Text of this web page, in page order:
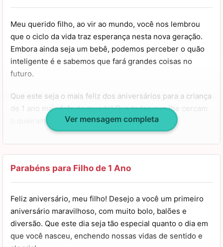
aventuras, risadas e amor!
Você ainda é novo e tem toda a vida pela frente. Que sua
jornada seja composta por momentos extraordinários!
Estou ansiosa para poder te ouvir falar sobre seus
desejos, sonhos e pensamentos.
Meu querido filho, ao vir ao mundo, você nos lembrou
que o ciclo da vida traz esperança nesta nova geração.
Embora ainda seja um bebê, podemos perceber o quão
inteligente é e sabemos que fará grandes coisas no
futuro.
Que este seja o mais feliz dos aniversários para a criança
de 1 ano mais fofa do mundo! Que todos que lhe cercam
o queiram sempre bem.
Sua chegada em nossas vidas foi um milagre e é um
prazer imenso vê-lo hoje sorrir. Mesmo tão pequeno,
você irradia amor de uma maneira gigante e todos os
dias nos ensina o verdadeiro significado de amar.
Feliz aniversário de 1 ano, anjo lindo!
Ver mensagem completa
Parabéns para Filho de 1 Ano
Feliz aniversário, meu filho! Desejo a você um primeiro
aniversário maravilhoso, com muito bolo, balões e
diversão. Que este dia seja tão especial quanto o dia em
que você nasceu, enchendo nossas vidas de sentido e